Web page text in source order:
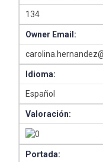
134
Owner Email:
Idioma:
Español
Valoración:
Portada: